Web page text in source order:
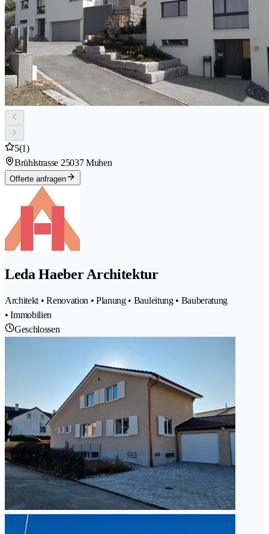
5(1)
Brühlstrasse 25037 Muhen
Offerte anfragen
Leda Haeber Architektur
Architekt • Renovation • Planung • Bauleitung • Bauberatung
• Immobilien
Geschlossen